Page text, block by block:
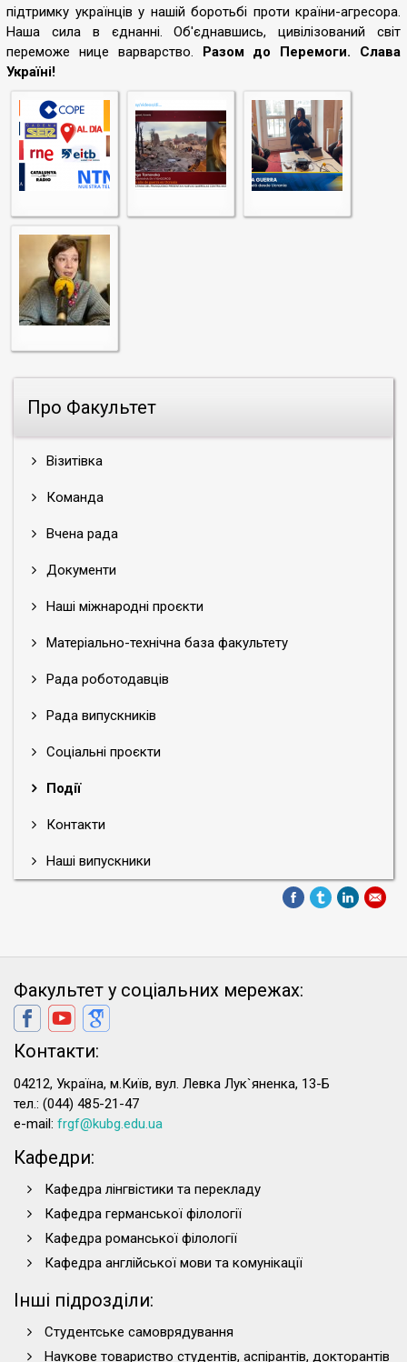
Про Факультет
Візитівка
Команда
Вчена рада
Документи
Наші міжнародні проєкти
Матеріально-технічна база факультету
Рада роботодавців
Рада випускників
Соціальні проєкти
Події
Контакти
Наші випускники
підтримку українців у нашій боротьбі проти країни-агресора.
Наша сила в єднанні. Об'єднавшись, цивілізований світ
переможе нице варварство. Разом до Перемоги. Слава
Україні!
Факультет у соціальних мережах:
Контакти:
04212, Україна, м.Київ, вул. Левка Лук`яненка, 13-Б
тел.: (044) 485-21-47
e-mail: frgf@kubg.edu.ua
Кафедри:
Кафедра лінгвістики та перекладу
Кафедра германської філології
Кафедра романської філології
Кафедра англійської мови та комунікації
Інші підрозділи:
Студентське самоврядування
Наукове товариство студентів, аспірантів, докторантів